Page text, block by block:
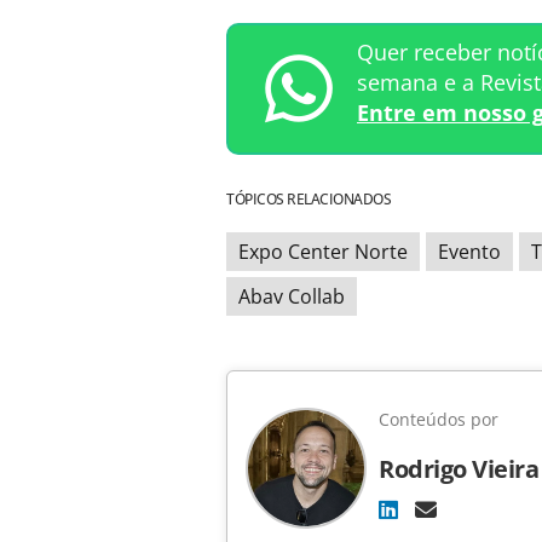
Quer receber
semana e a
Entre em nosso
TÓPICOS RELACIONADOS
Expo Center Norte Evento
Abav Collab
Conteúdos por
Rodrigo Vieira